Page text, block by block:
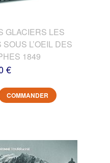
GLACIERS LES
L’OEIL DES
1849
€
COMMANDER